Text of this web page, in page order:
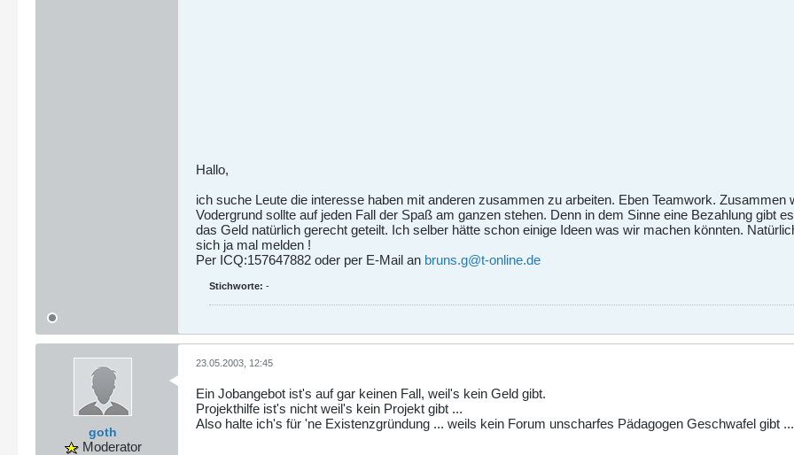
Hallo,
ich suche Leute die interesse haben mit anderen zusammen zu arbeiten. Eben Teamwork.
Vodergrund sollte auf jeden Fall der Spaß am ganzen stehen. Denn in dem Sinne eine Bezahlung gibt
das Geld natürlich gerecht geteilt. Ich selber hätte schon einige Ideen was wir machen könnten.
sich ja mal melden !
Per ICQ:157647882 oder per E-Mail an bruns.g@t-online.de
Stichworte: -
goth
Moderator
23.05.2003, 12:45
Ein Jobangebot ist's auf gar keinen Fall, weil's kein Geld gibt.
Projekthilfe ist's nicht weil's kein Projekt gibt ...
Also halte ich's für 'ne Existenzgründung ... weils kein Forum unscharfes Pädagogen Geschwafel gibt